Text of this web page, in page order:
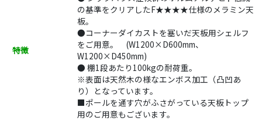
特徴
の基準をクリアしたF★★★★仕様のメラミン天
板。
●コーナーダイカストを塞いだ天板用シェルフ
をご用意。 (W1200×D600mm、
W1200×D450mm)
● 棚1段あたり100kgの耐荷重。
※表面は天然木の様なエンボス加工（凸凹あ
り）となっています。
■ポールを通す穴がふさがっている天板トップ
用のご用意もございます。